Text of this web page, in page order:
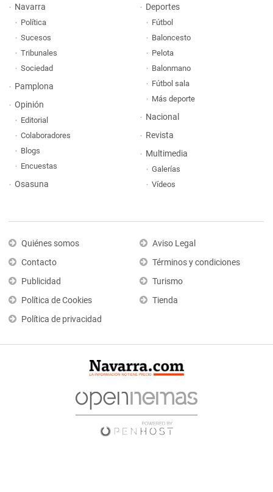
Navarra
Política
Sucesos
Tribunales
Sociedad
Pamplona
Opinión
Editorial
Colaboradores
Blogs
Encuestas
Osasuna
Deportes
Fútbol
Baloncesto
Pelota
Balonmano
Fútbol sala
Más deporte
Nacional
Revista
Multimedia
Galerías
Vídeos
Quiénes somos
Contacto
Publicidad
Política de Cookies
Política de privacidad
Aviso Legal
Términos y condiciones
Turismo
Tienda